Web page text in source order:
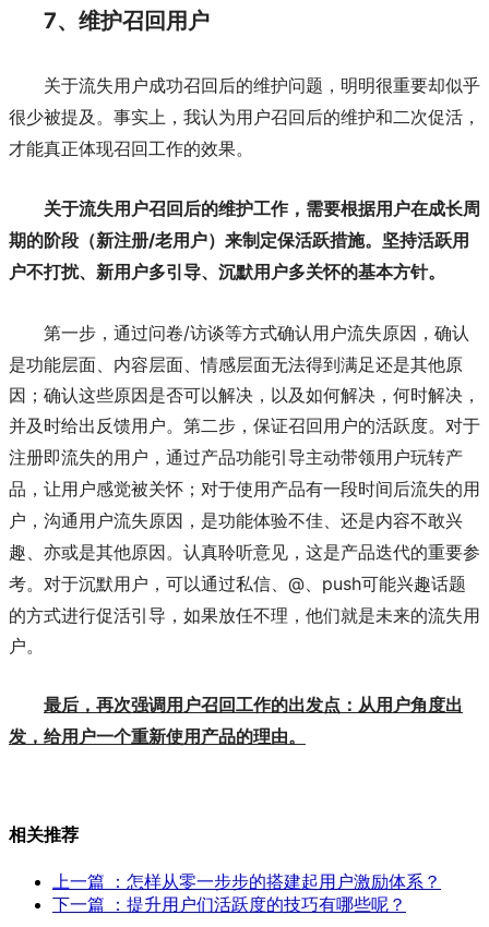
7、维护召回用户
关于流失用户成功召回后的维护问题，明明很重要却似乎
很少被提及。事实上，我认为用户召回后的维护和二次促活，
才能真正体现召回工作的效果。
关于流失用户召回后的维护工作，需要根据用户在成长周
期的阶段（新注册/老用户）来制定保活跃措施。坚持活跃用
户不打扰、新用户多引导、沉默用户多关怀的基本方针。
第一步，通过问卷/访谈等方式确认用户流失原因，确认
是功能层面、内容层面、情感层面无法得到满足还是其他原
因；确认这些原因是否可以解决，以及如何解决，何时解决，
并及时给出反馈用户。第二步，保证召回用户的活跃度。
对于
注册即流失的用户，通过产品功能引导主动带领用户玩转产
品，让用户感觉被关怀；对于使用产品有一段时间后流失的用
户，沟通用户流失原因，是功能体验不佳、还是内容不敢兴
趣、亦或是其他原因。认真聆听意见，这是产品迭代的重要参
考。对于沉默用户，可以通过私信、 @、push可能兴趣话题
的方式进行促活引导，如果放任不理，他们就是未来的流失用
户。
最后，再次强调用户召回工作的出发点：从用户角度出
发，给用户一个重新使用产品的理由。
相关推荐
上一篇
：怎样从零一步步的搭建起用户激励体系？
下一篇
：提升用户们活跃度的技巧有哪些呢？